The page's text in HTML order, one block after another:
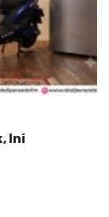
Ini